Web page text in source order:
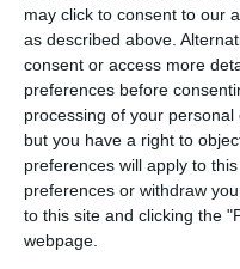
may click to consent to our
as described above.
consent or access more
preferences before
processing of your
but you have a right to
preferences will apply to
preferences or withdraw
to this site and clicking the
webpage.
Adaugă-
Ti-a